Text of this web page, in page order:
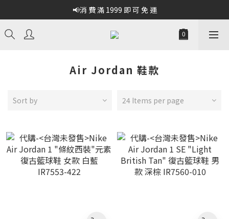
📢消 費 滿 1999 即 可 免 運
Air Jordan 鞋款
Sort by 24 Items per page